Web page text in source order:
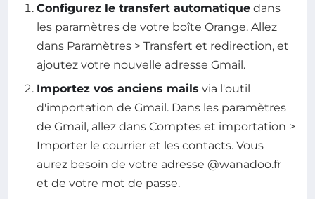
Configurez le transfert automatique dans
les paramètres de votre boîte Orange. Allez
dans Paramètres > Transfert et redirection, et
ajoutez votre nouvelle adresse Gmail.
Importez vos anciens mails via l'outil
d'importation de Gmail. Dans les paramètres
de Gmail, allez dans Comptes et importation >
Importer le courrier et les contacts. Vous
aurez besoin de votre adresse @wanadoo.fr
et de votre mot de passe.